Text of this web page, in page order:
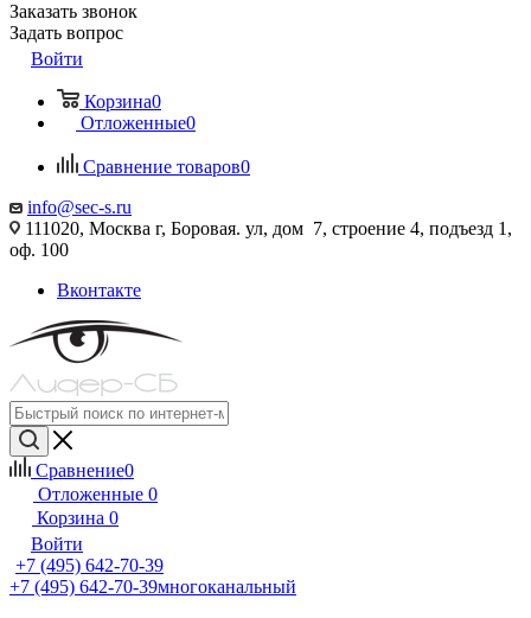
Заказать звонок
Задать вопрос
Войти
Корзина0
Отложенные0
Сравнение товаров0
info@sec-s.ru
111020, Москва г, Боровая. ул, дом 7, строение 4, подъезд 1,
оф. 100
Вконтакте
Сравнение0
Отложенные 0
Корзина 0
Войти
+7 (495) 642-70-39
+7 (495) 642-70-39многоканальный